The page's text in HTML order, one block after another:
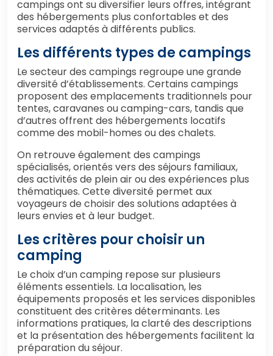
campings ont su diversifier leurs offres, intégrant
des hébergements plus confortables et des
services adaptés à différents publics.
Les différents types de campings
Le secteur des campings regroupe une grande
diversité d’établissements. Certains campings
proposent des emplacements traditionnels pour
tentes, caravanes ou camping-cars, tandis que
d’autres offrent des hébergements locatifs
comme des mobil-homes ou des chalets.
On retrouve également des campings
spécialisés, orientés vers des séjours familiaux,
des activités de plein air ou des expériences plus
thématiques. Cette diversité permet aux
voyageurs de choisir des solutions adaptées à
leurs envies et à leur budget.
Les critères pour choisir un
camping
Le choix d’un camping repose sur plusieurs
éléments essentiels. La localisation, les
équipements proposés et les services disponibles
constituent des critères déterminants. Les
informations pratiques, la clarté des descriptions
et la présentation des hébergements facilitent la
préparation du séjour.